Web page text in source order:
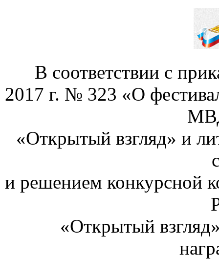
В соответствии с
2017 г. № 323 «О
«Открытый взгляд» и
и решением конкурсной
«Открытый